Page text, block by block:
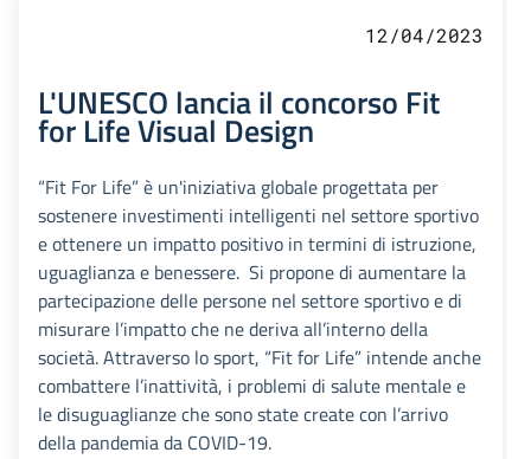
12/04/2023
L'UNESCO lancia il concorso Fit
for Life Visual Design
“Fit For Life” è un'iniziativa globale progettata per
sostenere investimenti intelligenti nel settore sportivo
e ottenere un impatto positivo in termini di istruzione,
uguaglianza e benessere. Si propone di aumentare la
partecipazione delle persone nel settore sportivo e di
misurare l’impatto che ne deriva all’interno della
società. Attraverso lo sport, “Fit for Life” intende anche
combattere l’inattività, i problemi di salute mentale e
le disuguaglianze che sono state create con l’arrivo
della pandemia da COVID-19.